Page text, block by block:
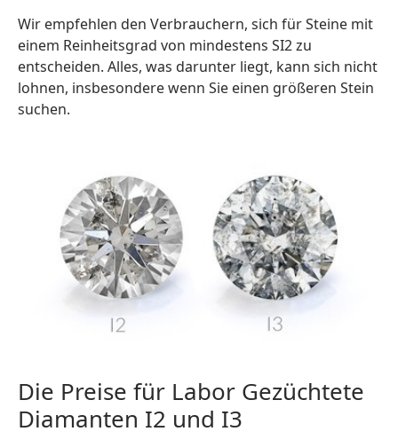
Wir empfehlen den Verbrauchern, sich für Steine mit
einem Reinheitsgrad von mindestens SI2 zu
entscheiden. Alles, was darunter liegt, kann sich nicht
lohnen, insbesondere wenn Sie einen größeren Stein
suchen.
Die Preise für Labor Gezüchtete
Diamanten I2 und I3